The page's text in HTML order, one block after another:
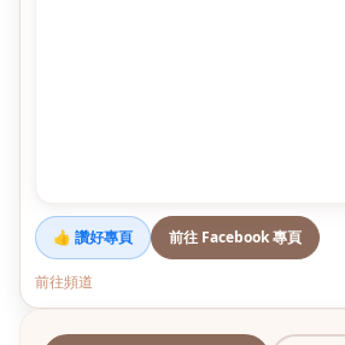
👍 讚好專頁 前往 Facebook 專頁
前往頻道